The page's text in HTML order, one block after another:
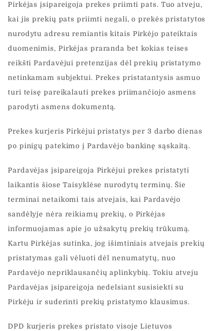
Pirkėjas įsipareigoja prekes priimti pats. Tuo atveju,
kai jis prekių pats priimti negali, o prekės pristatytos
nurodytu adresu remiantis kitais Pirkėjo pateiktais
duomenimis, Pirkėjas praranda bet kokias teises
reikšti Pardavėjui pretenzijas dėl prekių pristatymo
netinkamam subjektui. Prekes pristatantysis asmuo
turi teisę pareikalauti prekes priimančiojo asmens
parodyti asmens dokumentą.
Prekes kurjeris Pirkėjui pristatys per 3 darbo dienas
po pinigų patekimo į Pardavėjo bankinę sąskaitą.
Pardavėjas įsipareigoja Pirkėjui prekes pristatyti
laikantis šiose Taisyklėse nurodytų terminų. Šie
terminai netaikomi tais atvejais, kai Pardavėjo
sandėlyje nėra reikiamų prekių, o Pirkėjas
informuojamas apie jo užsakytų prekių trūkumą.
Kartu Pirkėjas sutinka, jog išimtiniais atvejais prekių
pristatymas gali vėluoti dėl nenumatytų, nuo
Pardavėjo nepriklausančių aplinkybių. Tokiu atveju
Pardavėjas įsipareigoja nedelsiant susisiekti su
Pirkėju ir suderinti prekių pristatymo klausimus.
DPD kurjeris prekes pristato visoje Lietuvos